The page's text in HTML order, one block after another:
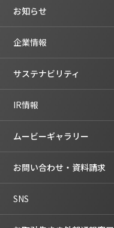
お知らせ
企業情報
サステナビリティ
IR情報
ムービーギャラリー
お問い合わせ・資料請求
SNS